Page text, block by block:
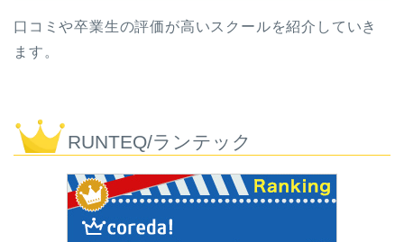
口コミや卒業生の評価が高いスクールを紹介していき
ます。
RUNTEQ/ランテック